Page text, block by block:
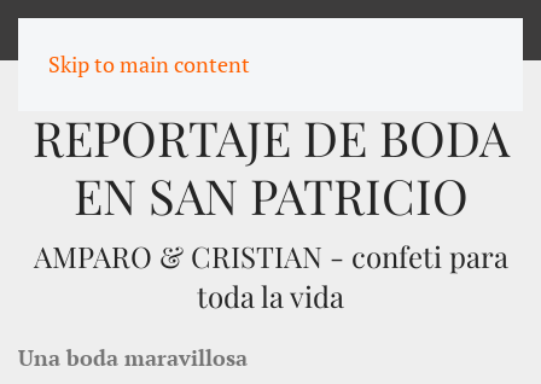
Skip to main content
REPORTAJE DE BODA
EN SAN PATRICIO
AMPARO & CRISTIAN - confeti para
toda la vida
Una boda maravillosa